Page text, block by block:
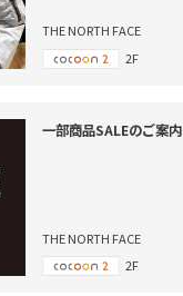
THE NORTH FACE
2F
一部商品SALEのご案内
THE NORTH FACE
2F